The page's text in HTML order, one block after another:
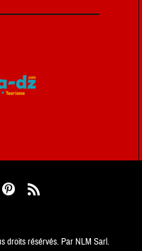
droits résérvés. Par NLM Sarl.